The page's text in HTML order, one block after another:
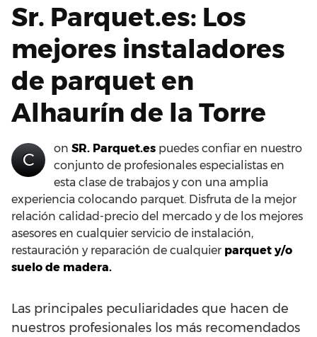
Sr. Parquet.es: Los
mejores instaladores
de parquet en
Alhaurín de la Torre
C
on SR. Parquet.es puedes confiar en nuestro
conjunto de profesionales especialistas en
esta clase de trabajos y con una amplia
experiencia colocando parquet. Disfruta de la mejor
relación calidad-precio del mercado y de los mejores
asesores en cualquier servicio de instalación,
restauración y reparación de cualquier parquet y/o
suelo de madera.
Las principales peculiaridades que hacen de
nuestros profesionales los más recomendados